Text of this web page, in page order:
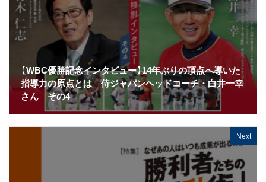
【WBC優勝記念インタビュー】14年ぶりの頂点へ導いた
指導力の原点とは 侍ジャパンヘッドコーチ・白井一幸
さん その4
Next